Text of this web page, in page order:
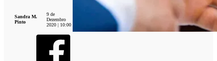
Sandra M.
Pinto
9 de
Dezembro
2020 | 10:00